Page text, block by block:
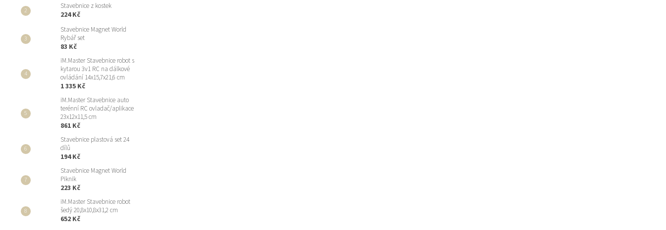
Stavebnice z kostek
224 Kč
Stavebnice Magnet World
Rybář set
83 Kč
iM.Master Stavebnice robot s
kytarou 3v1 RC na dálkové
ovládání 14x15,7x21,6 cm
1 335 Kč
iM.Master Stavebnice auto
terénní RC ovladač/aplikace
23x12x11,5 cm
861 Kč
Stavebnice plastová set 24
dílů
194 Kč
Stavebnice Magnet World
Piknik
223 Kč
iM.Master Stavebnice robot
šedý 20,8x10,8x31,2 cm
652 Kč